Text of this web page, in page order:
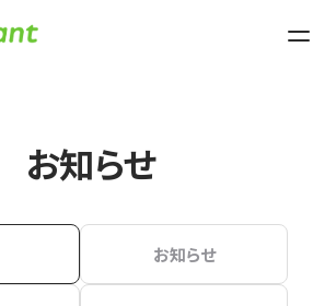
お知らせ
お知らせ